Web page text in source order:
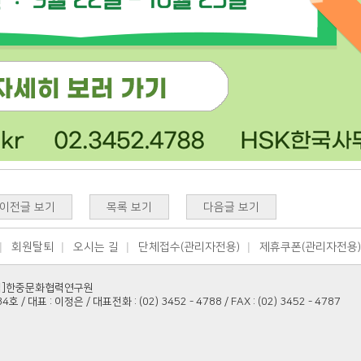
이전글 보기 목록 보기 다음글 보기
회원탈퇴 오시는 길 단체접수(관리자전용) 제휴쿠폰(관리자전용)
중문화협력연구원
/ 대표 : 이정은 / 대표전화 : (02) 3452 - 4788 / FAX : (02) 3452 - 4787